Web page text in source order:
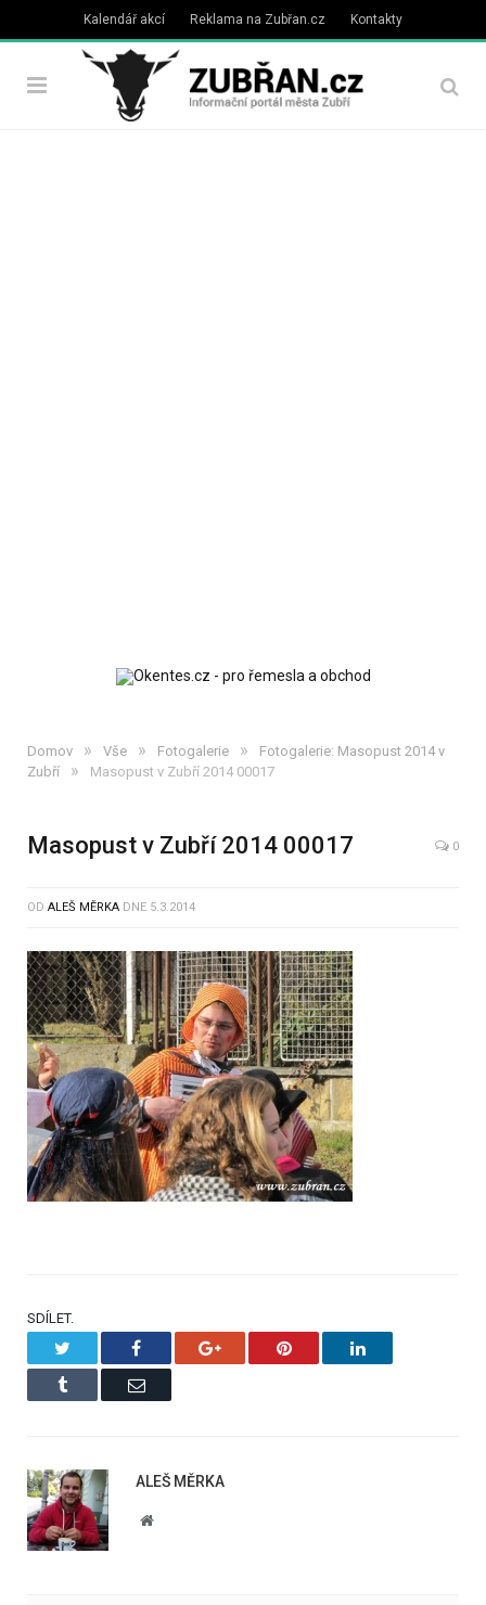
Kalendář akcí Reklama na Zubřan.cz Kontakty
Domov » Vše » Fotogalerie »
Fotogalerie: Masopust 2014 v
Zubří
» Masopust v Zubří 2014 00017
Masopust v Zubří 2014 00017 0
OD ALEŠ MĚRKA DNE 5.3.2014
SDÍLET.
Facebook Google+ Pinterest LinkedIn
Tumblr Email
ALEŠ MĚRKA
Website